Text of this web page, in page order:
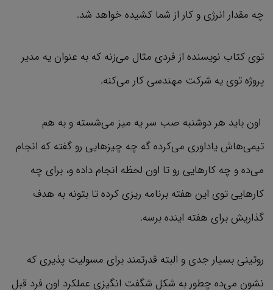
چه مقدار انرژی و کار از شما کشیده‌ خواهد شد.
توی کتاب نویسنده از فردی مثال می‌زنه که به عنوان یه مدیر
پروژه توی یه شرکت مهندسی کار می‌کنه.
اون باید هر دوشنبه صب سر یه میز می‌شسته و به هم
تیمی‌هاش یاداوری می‌کرده گه چه چیزهایی رو گفته که انجام
می‌ده و چه کارهایی رو تا اون لحظه انجام داده و، برای چه
کارهایی توی این هفته برنامه ریزی کرده تا بتونه به هدف
گذاریش برای هفته اینده برسه.
روتینی بسیار جدی و البته قدرتمند برای مسولیت پذیری که
نشون می‌ده چطور به شکل شگفت انگیزی عملکرد اون فرد قبل